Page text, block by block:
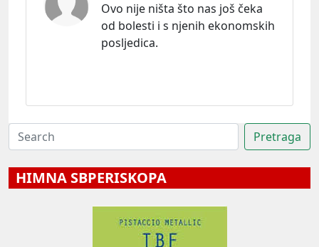
Ovo nije ništa što nas još čeka
od bolesti i s njenih ekonomskih
posljedica.
HIMNA SBPERISKOPA